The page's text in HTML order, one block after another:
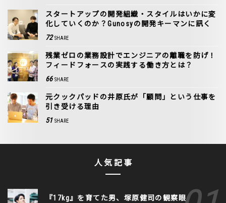
スタートアップの開発組織・スタイルはいかに変
化していくのか？Gunosyの開発キーマンに訊く
72 SHARE
残業ゼロの業務設計でエンジニアの離職を防げ！
フィードフォースの実践する働き方とは？
66 SHARE
元クックパッドの井原氏が「顧問」という仕事を
引き受ける理由
51 SHARE
人気記事
『17kg』を育てた男、塚原健司の観察眼